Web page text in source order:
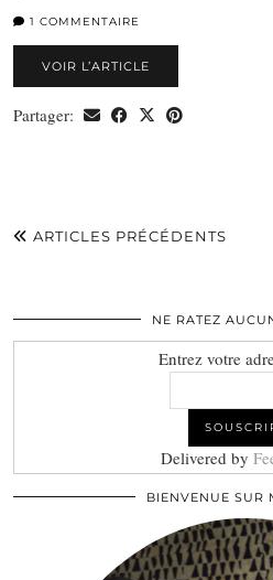
1 COMMENTAIRE
VOIR L’ARTICLE
Partager:
ARTICLES PRÉCÉDENTS
NE RATEZ
Entrez votre
Delivered by
BIENVENUE SUR